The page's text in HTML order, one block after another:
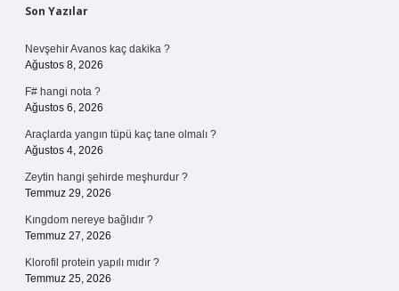
Sidebar
Son Yazılar
Nevşehir Avanos kaç dakika ?
Ağustos 8, 2026
F# hangi nota ?
Ağustos 6, 2026
Araçlarda yangın tüpü kaç tane olmalı ?
Ağustos 4, 2026
Zeytin hangi şehirde meşhurdur ?
Temmuz 29, 2026
Kıngdom nereye bağlıdır ?
Temmuz 27, 2026
Klorofil protein yapılı mıdır ?
Temmuz 25, 2026